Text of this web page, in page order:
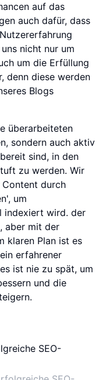
auf das
auch dafür, dass
nicht nur um
um die Erfüllung
denn diese werden
Blogs
überarbeiteten
sondern auch aktiv
sind, in den
zu werden. Wir
Content durch
um
indexiert wird. der
aber mit der
klaren Plan ist es
erfahrener
ist nie zu spät, um
und die